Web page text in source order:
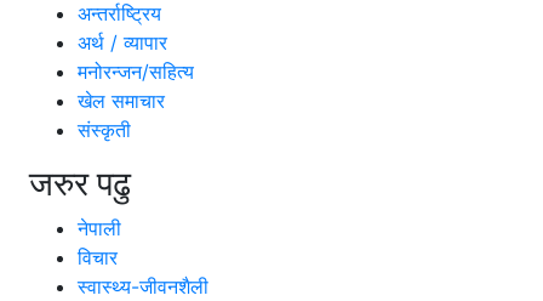
अन्तर्राष्ट्रिय
अर्थ / व्यापार
मनोरन्जन/सहित्य
खेल समाचार
संस्कृती
जरुर पढु
नेपाली
विचार
स्वास्थ्य-जीवनशैली